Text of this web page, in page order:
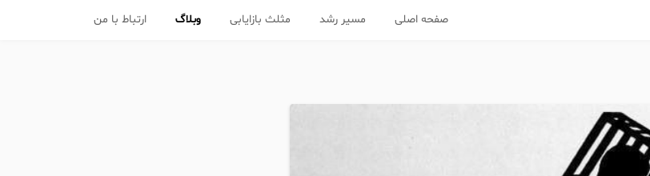
صفحه اصلی مسیر رشد مثلث بازایابی وبلاگ ارتباط با من